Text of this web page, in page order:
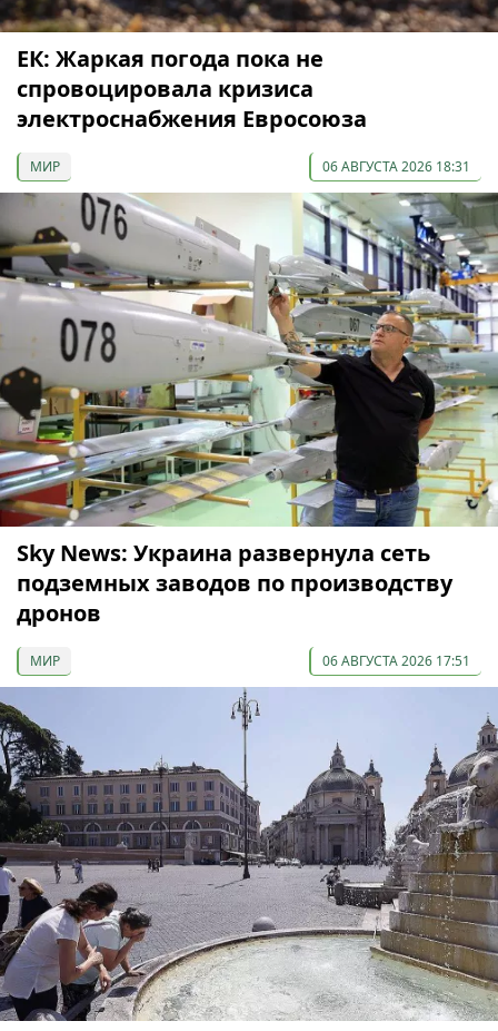
ЕК: Жаркая погода пока не
спровоцировала кризиса
электроснабжения Евросоюза
МИР 06 АВГУСТА 2026 18:31
Sky News: Украина развернула сеть
подземных заводов по производству
дронов
МИР 06 АВГУСТА 2026 17:51